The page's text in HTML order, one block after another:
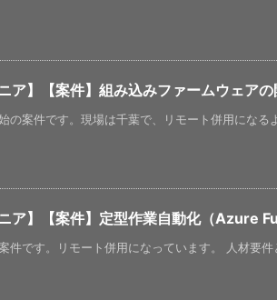
ア】【案件】組み込みファームウェアの
の案件です。現場は千葉で、リモート併用になる
ニア】【案件】定型作業自動化（Azure
件です。リモート併用になっています。 人材要